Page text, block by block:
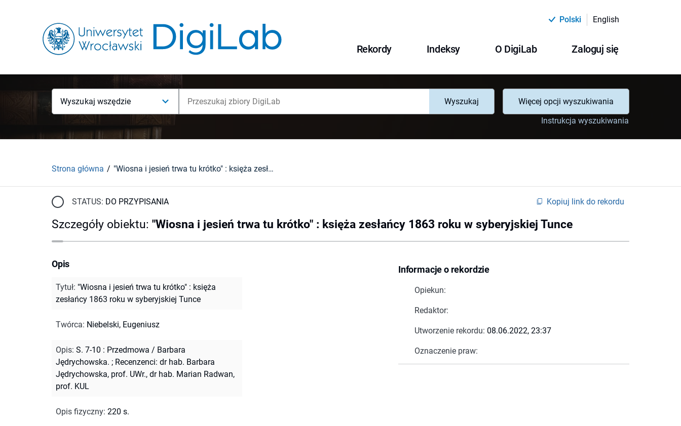
Polski English
Rekordy Indeksy O DigiLab Zaloguj się
Wyszukaj wszędzie Wyszukaj
Więcej opcji wyszukiwania
Instrukcja wyszukiwania
Strona główna "Wiosna i jesień trwa tu krótko" : księża zesłańcy 1863 roku w syberyjskiej Tunce
STATUS: DO PRZYPISANIA Kopiuj link do rekordu
Szczegóły obiektu: "Wiosna i jesień trwa tu krótko" : księża zesłańcy 1863 roku w syberyjskiej Tunce
Informacje o rekordzie
Opiekun:
Redaktor:
Utworzenie rekordu: 08.06.2022, 23:37
Oznaczenie praw:
Opis
Tytuł: "Wiosna i jesień trwa tu krótko" : księża
zesłańcy 1863 roku w syberyjskiej Tunce
Twórca: Niebelski, Eugeniusz
Opis: S. 7-10 : Przedmowa / Barbara
Jędrychowska. ; Recenzenci: dr hab. Barbara
Jędrychowska, prof. UWr., dr hab. Marian Radwan,
prof. KUL
Opis fizyczny: 220 s.